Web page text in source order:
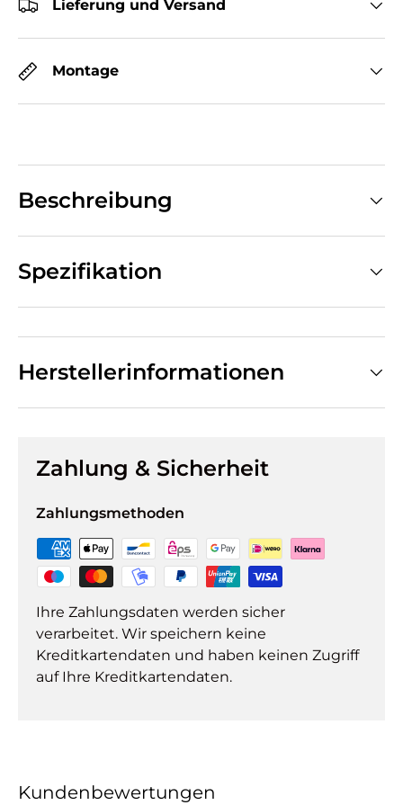
Lieferung und Versand
Montage
Beschreibung
Spezifikation
Herstellerinformationen
Zahlung & Sicherheit
Zahlungsmethoden
Ihre Zahlungsdaten werden sicher
verarbeitet. Wir speichern keine
Kreditkartendaten und haben keinen Zugriff
auf Ihre Kreditkartendaten.
Kundenbewertungen